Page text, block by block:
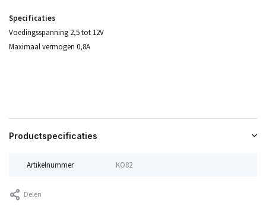
Specificaties
Voedingsspanning 2,5 tot 12V
Maximaal vermogen 0,8A
Productspecificaties
Artikelnummer KO82
Delen